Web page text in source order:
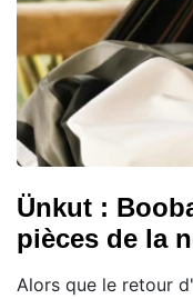
Ünkut :
pièces de la
Alors que le retour